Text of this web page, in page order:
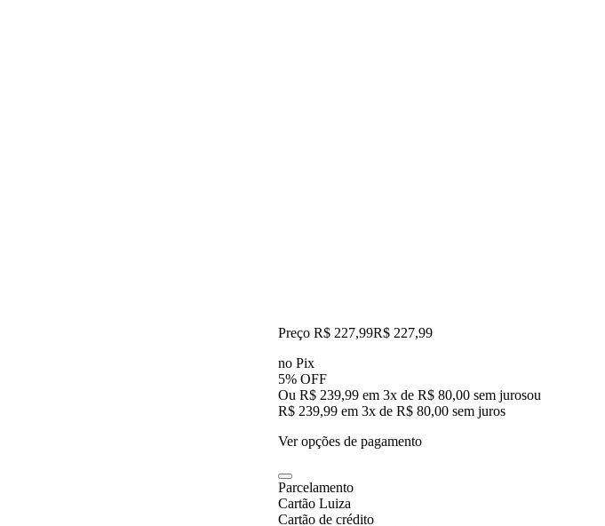
Preço R$ 227,99R$ 227,99
no Pix
5% OFF
Ou R$ 239,99 em 3x de R$ 80,00 sem jurosou
R$ 239,99 em 3x de R$ 80,00 sem juros
Ver opções de pagamento
Parcelamento
Cartão Luiza
Cartão de crédito